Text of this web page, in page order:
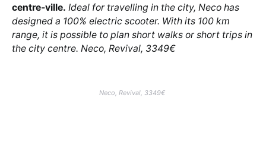
centre-ville. Ideal for travelling in the city, Neco has
designed a 100% electric scooter. With its 100 km
range, it is possible to plan short walks or short trips in
the city centre. Neco, Revival, 3349€
Neco, Revival, 3349€